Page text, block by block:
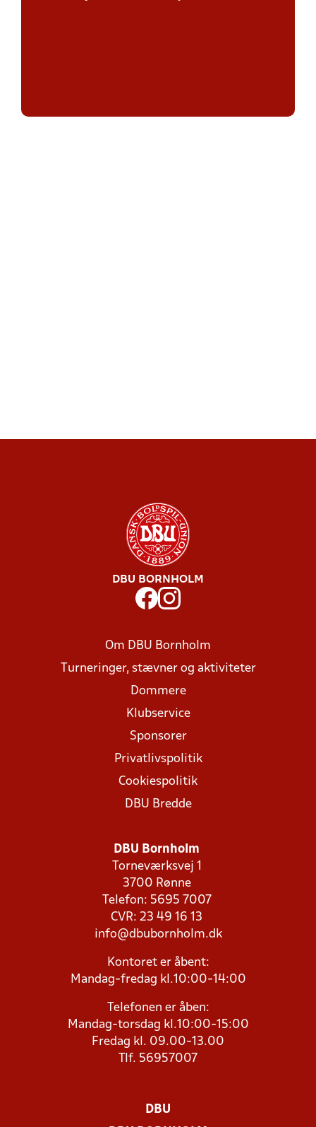
DBU BORNHOLM
Om DBU Bornholm
Turneringer, stævner og aktiviteter
Dommere
Klubservice
Sponsorer
Privatlivspolitik
Cookiespolitik
DBU Bredde
DBU Bornholm
Torneværksvej 1
3700 Rønne
Telefon: 5695 7007
CVR: 23 49 16 13
info@dbubornholm.dk
Kontoret er åbent:
Mandag-fredag kl.10:00-14:00
Telefonen er åben:
Mandag-torsdag kl.10:00-15:00
Fredag kl. 09.00-13.00
Tlf. 56957007
DBU